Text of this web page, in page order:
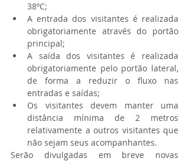
38ºC;
A entrada dos visitantes é realizada
obrigatoriamente através do portão
principal;
A saída dos visitantes é realizada
obrigatoriamente pelo portão lateral,
de forma a reduzir o fluxo nas
entradas e saídas;
Os visitantes devem manter uma
distância mínima de 2 metros
relativamente a outros visitantes que
não sejam seus acompanhantes.
Serão divulgadas em breve novas